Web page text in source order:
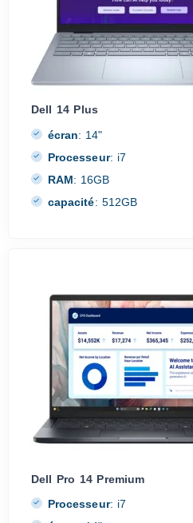
Dell 14 Plus
écran: 14"
Processeur: i7
RAM: 16GB
capacité: 512GB
Dell Pro 14 Premium
Processeur: i7